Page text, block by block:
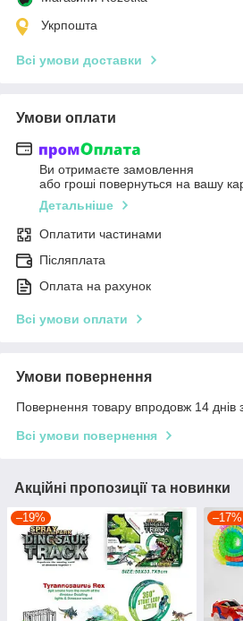
Укрпошта
Всі умови доставки
Умови оплати
Ви отримаєте замовлення
або гроші повернуться на вашу
Детальніше
Оплатити частинами
Післяплата
Оплата на рахунок
Всі умови оплати
Умови повернення
Повернення товару впродовж 14 днів
Всі умови повернення
Акційні пропозиції та новинки
–19% –17%